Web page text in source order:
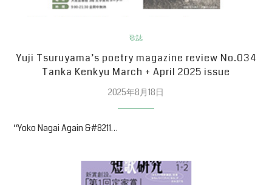
歌誌
Yuji Tsuruyama’s poetry magazine review No.034
Tanka Kenkyu March + April 2025 issue
2025年8月18日
“Yoko Nagai Again &#8211…